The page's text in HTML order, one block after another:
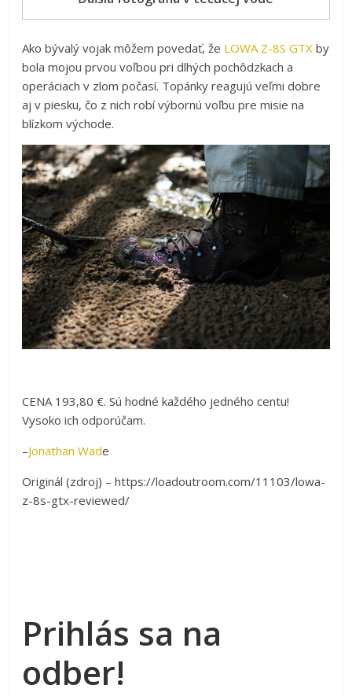
Ako bývalý vojak môžem povedať, že LOWA Z-8S GTX by
bola mojou prvou voľbou pri dlhých pochôdzkach a
operáciach v zlom počasí. Topánky reagujú veľmi dobre
aj v piesku, čo z nich robí výbornú voľbu pre misie na
blízkom východe.
CENA 193,80 €. Sú hodné každého jedného centu!
Vysoko ich odporúčam.
–Jonathan Wade
Originál (zdroj) – https://loadoutroom.com/11103/lowa-
z-8s-gtx-reviewed/
Prihlás sa na
odber!